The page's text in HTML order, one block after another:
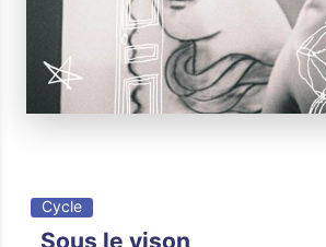
Cycle
Sous le vison